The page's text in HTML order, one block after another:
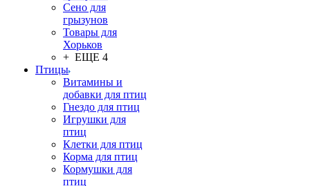
Сено для
грызунов
Товары для
Хорьков
+ ЕЩЕ 4
Птицы
Витамины и
добавки для птиц
Гнездо для птиц
Игрушки для
птиц
Клетки для птиц
Корма для птиц
Кормушки для
птиц